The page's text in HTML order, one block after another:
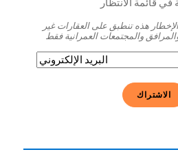
هذه تنطبق على العقارات غير
البريد
الإلكتروني(مطلوب)